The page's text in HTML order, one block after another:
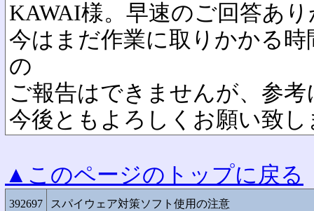
KAWAI様。早速のご回答あ
今はまだ作業に取りかかる
の
ご報告はできませんが、参
今後ともよろしくお願い致し
▲このページのトップに戻る
392697 スパイウェア対策ソフト使用の注意